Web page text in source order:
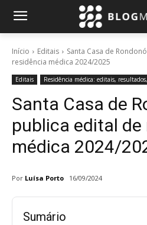
Início Editais
Santa Casa de
residência médica 2024/2025
Editais Residência médica: editais,
Santa Casa de
publica edital de
médica 2024/
Por Luísa Porto 16/09/2024
Sumário